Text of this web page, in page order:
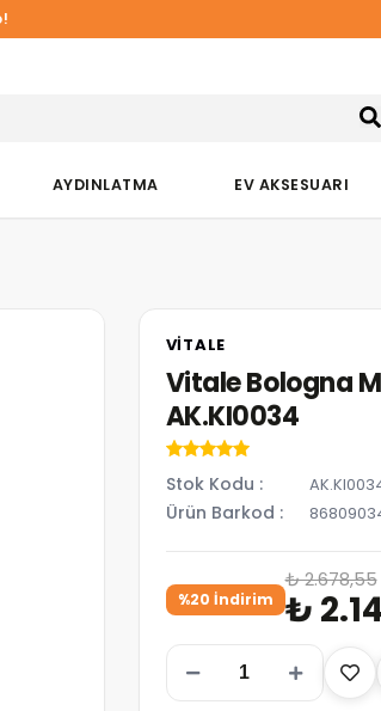
indirim!
AYDINLATMA EV AKSESUARI
VITALE
Vitale Bologna
AK.KI0034
Stok Kodu
Ürün Barkod
%20 İndirim
₺ 2.678,55
₺